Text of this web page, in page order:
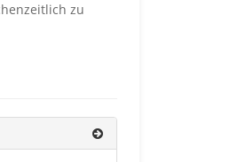
zu